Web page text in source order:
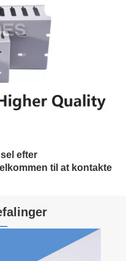
efter
til at kontakte